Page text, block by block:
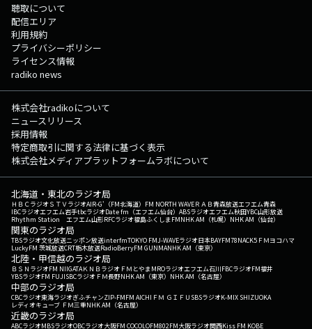
聴取について
配信エリア
利用規約
プライバシーポリシー
ライセンス情報
radiko news
株式会社radikoについて
ニュースリリース
採用情報
特定商取引に関する法律に基づく表示
株式会社メディアプラットフォームラボについて
北海道・東北のラジオ局
ＨＢＣラジオＳＴＶラジオAIR-G'（FM北海道） FM NORTH WAVEＲＡＢ青森放送エフエム青森
IBCラジオエフエム岩手tbcラジオDate fm（エフエム仙台） ABSラジオエフエム秋田YBC山形放送
Rhythm Station エフエム山形RFCラジオ福島ふくしまFMNHK AM（札幌） NHK AM（仙台）
関東のラジオ局
TBSラジオ文化放送ニッポン放送interfmTOKYO FMJ-WAVEラジオ日本BAYFM78NACK5 ＦＭヨコハマ
LuckyFM 茨城放送CRT栃木放送RadioBerryFM GUNMANHK AM（東京）
北陸・甲信越のラジオ局
ＢＳＮラジオFM NIIGATAＫＮＢラジオ ＦＭとやまMROラジオエフエム石川FBCラジオFM福井
YBSラジオFM FUJISBCラジオ ＦＭ長野NHK AM（東京） NHK AM（名古屋）
中部のラジオ局
CBCラジオ東海ラジオぎふチャンZIP-FMFM AICHI ＦＭ ＧＩＦＵ SBSラジオK-MIX SHIZUOKA
レディオキューブ ＦＭ三重NHK AM（名古屋）
近畿のラジオ局
ABCラジオMBSラジオOBCラジオ大阪FM COCOLOFM802FM大阪ラジオ関西Kiss FM KOBE